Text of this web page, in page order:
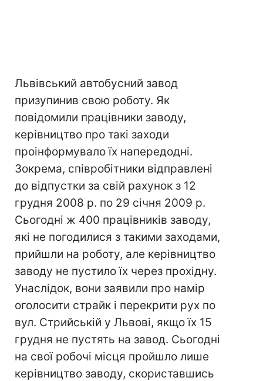
Львівський автобусний завод
призупинив свою роботу. Як
повідомили працівники заводу,
керівництво про такі заходи
проінформувало їх напередодні.
Зокрема, співробітники відправлені
до відпустки за свій рахунок з 12
грудня 2008 р. по 29 січня 2009 р.
Сьогодні ж 400 працівників заводу,
які не погодилися з такими заходами,
прийшли на роботу, але керівництво
заводу не пустило їх через прохідну.
Унаслідок, вони заявили про намір
оголосити страйк і перекрити рух по
вул. Стрийській у Львові, якщо їх 15
грудня не пустять на завод. Сьогодні
на свої робочі місця пройшло лише
керівництво заводу, скориставшись